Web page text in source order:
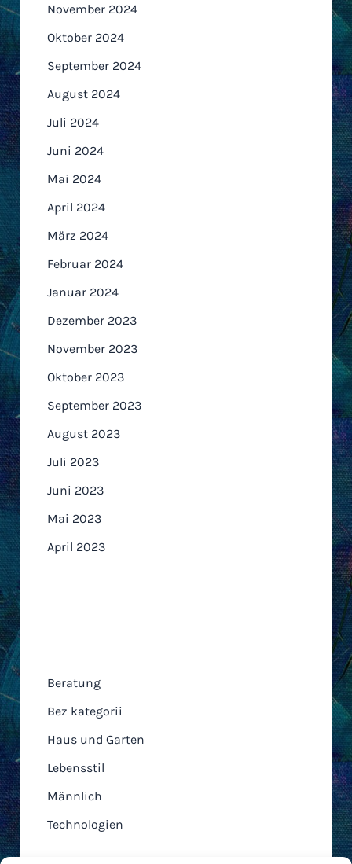
November 2024
Oktober 2024
September 2024
August 2024
Juli 2024
Juni 2024
Mai 2024
April 2024
März 2024
Februar 2024
Januar 2024
Dezember 2023
November 2023
Oktober 2023
September 2023
August 2023
Juli 2023
Juni 2023
Mai 2023
April 2023
Beratung
Bez kategorii
Haus und Garten
Lebensstil
Männlich
Technologien